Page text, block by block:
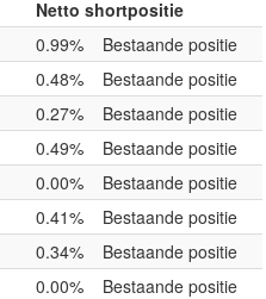
Netto shortpositie
0.99%
Bestaande positie
0.48%
Bestaande positie
0.27%
Bestaande positie
0.49%
Bestaande positie
0.00%
Bestaande positie
0.41%
Bestaande positie
0.34%
Bestaande positie
0.00%
Bestaande positie